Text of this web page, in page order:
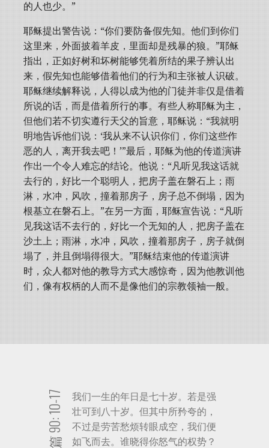
的人也少。”
耶稣提出警告说：“你们要防备假先知。他们到你们
这里来，外面披着羊皮，里面却是残暴的狼。”耶稣
指出，正如好树和坏树能够凭着所结的果子辨认出
来，假先知也能够借着他们的行为和主张被人识破。
耶稣继续解释说，人得以成为他的门徒并非仅是借着
所说的话，而是借着所行的事。有些人称耶稣为主，
但他们若不切实遵行天父的旨意，耶稣说：“我就明
明地告诉他们说：‘我从来不认识你们，你们这些作
恶的人，离开我去吧！’”最后，耶稣为他的传道演讲
作出一个令人难忘的结论。他说：“凡听见我这话就
去行的，好比一个聪明人，把房子盖在磐石上；雨
淋，水冲，风吹，撞着那房子，房子总不倒塌，因为
根基立在磐石上。”在另一方面，耶稣宣告说：“凡听
见我这话不去行的，好比一个无知的人，把房子盖在
沙土上；雨淋，水冲，风吹，撞着那房子，房子就倒
塌了，并且倒塌得很大。”耶稣结束他的传道演讲
时，众人都对他的教导方式大感惊奇，因为他教训他
们，像有权柄的人而不是像他们的宗教领袖一般。
诗 篇 90: 10-17
我们一生的年日是七十岁。若是强
壮可到八十岁。但其中所矜夸的，
不过是劳苦愁烦转眼成空，我们便
如飞而去。谁晓得你怒气的权势？